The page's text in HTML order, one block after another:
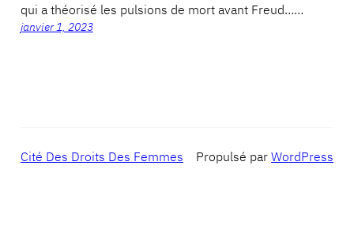
qui a théorisé les pulsions de mort avant Freud……
janvier 1, 2023
Cité Des Droits Des Femmes Propulsé parWordPress